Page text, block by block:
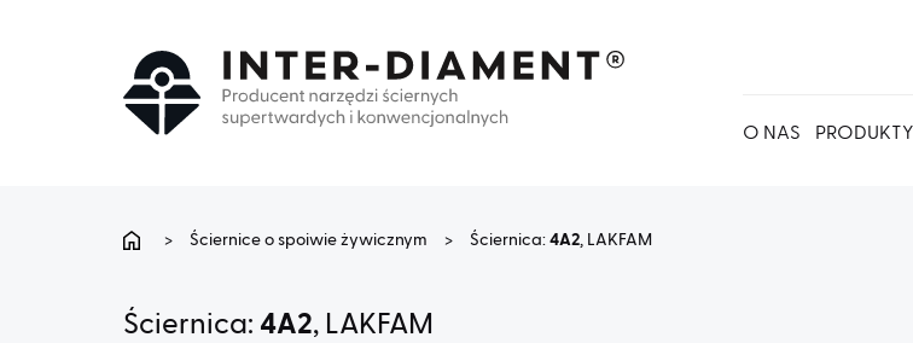
O NAS PRODUKTY
> Ściernice o spoiwie żywicznym > Ściernica: 4A2, LAKFAM
Ściernica: 4A2, LAKFAM